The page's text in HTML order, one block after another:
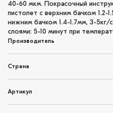
40-60 мкм. Покрасочный
пистолет с верхним бачком 1.2-
нижним бачком 1.4-1.7мм, 3-
слоями: 5-10 минут при
Производитель
Страна
Артикул